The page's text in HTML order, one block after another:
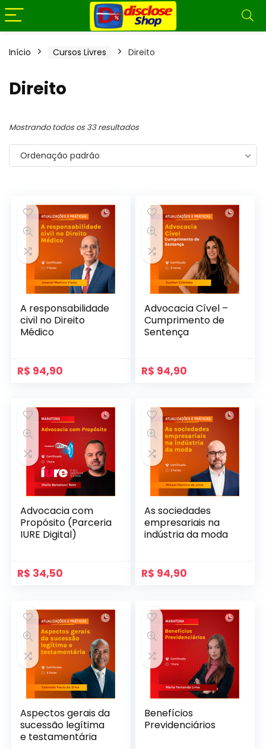
Início Cursos Livres Direito
Direito
Mostrando todos os 33 resultados
Ordenação padrão
A responsabilidade
civil no Direito
Médico
R$ 94,90
Advocacia Cível –
Cumprimento de
Sentença
R$ 94,90
Advocacia com
Propósito (Parceria
IURE Digital)
R$ 34,50
As sociedades
empresariais na
indústria da moda
R$ 94,90
Aspectos gerais da
sucessão legítima
e testamentária
Benefícios
Previdenciários